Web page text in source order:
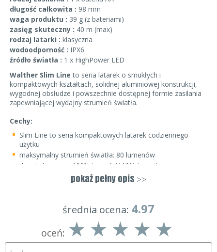
długość całkowita : 98 mm
waga produktu : 39 g (z bateriami)
zasięg skuteczny : 40 m (max)
rodzaj latarki : klasyczna
wodoodporność : IPX6
źródło światła : 1 x HighPower LED
Walther Slim Lineto seria latarek o smukłych i
kompaktowych kształtach, solidnej aluminiowej konstrukcji,
wygodnej obsłudze i powszechnie dostępnej formie zasilania
zapewniającej wydajny strumień światła.
Cechy:
Slim Line to seria kompaktowych latarek codziennego
użytku
maksymalny strumień światła: 80 lumenów
dwa tryby pracy: 100% jasności/ 10% jasności
zasilanie: 1 x bateria AA
głowica z pierścieniem taktycznym, chroniącym optykę
skoncentrowany strumień światła o zasięgu do 40 metrów
pokaż pełny opis >>
średnia ocena: 4.97
oceń: